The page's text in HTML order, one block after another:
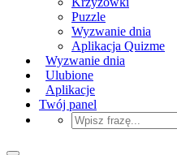
Puzzle
Wyzwanie dnia
Aplikacja Quizme
Wyzwanie dnia
Ulubione
Aplikacje
Twój panel